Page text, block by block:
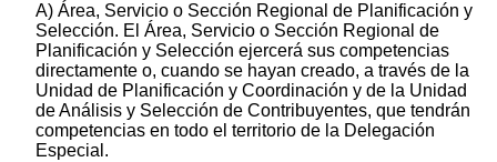
A) Área, Servicio o Sección Regional de Planificación y
Selección. El Área, Servicio o Sección Regional de
Planificación y Selección ejercerá sus competencias
directamente o, cuando se hayan creado, a través de la
Unidad de Planificación y Coordinación y de la Unidad
de Análisis y Selección de Contribuyentes, que tendrán
competencias en todo el territorio de la Delegación
Especial.